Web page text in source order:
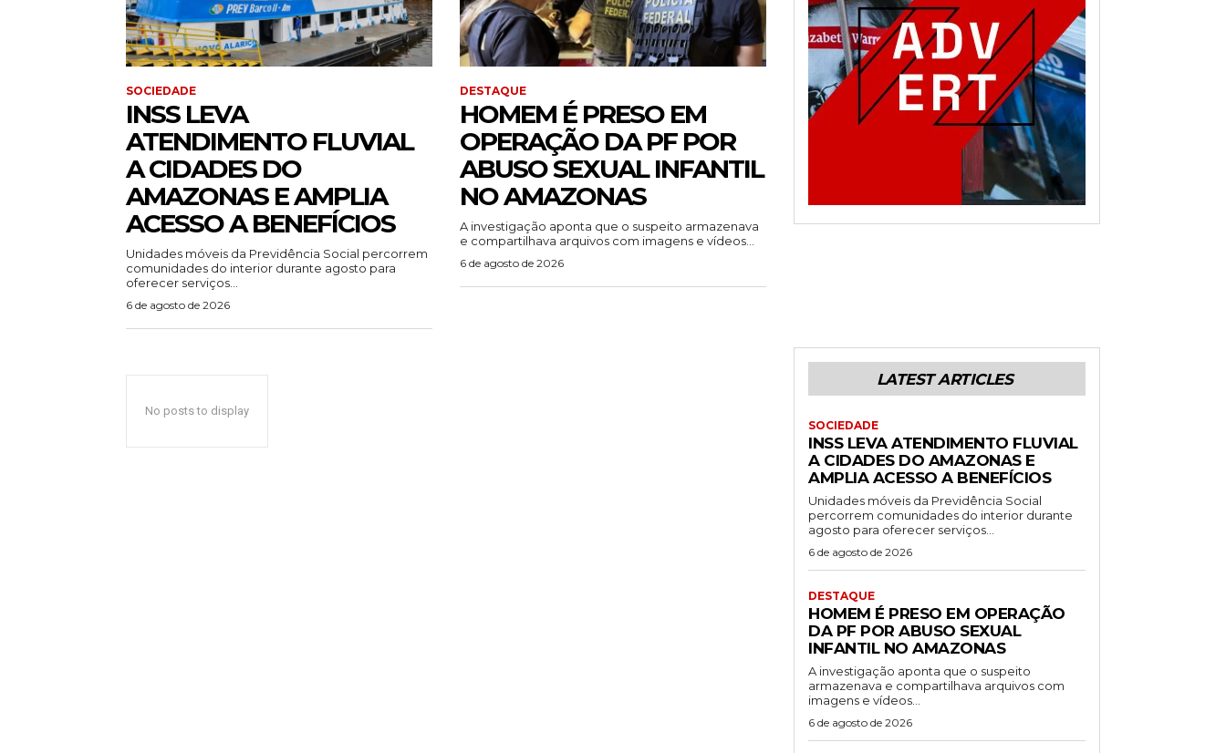
SOCIEDADE
INSS LEVA
ATENDIMENTO FLUVIAL
A CIDADES DO
AMAZONAS E AMPLIA
ACESSO A BENEFÍCIOS
Unidades móveis da Previdência Social percorrem
comunidades do interior durante agosto para
oferecer serviços...
6 de agosto de 2026
DESTAQUE
HOMEM É PRESO EM
OPERAÇÃO DA PF POR
ABUSO SEXUAL INFANTIL
NO AMAZONAS
A investigação aponta que o suspeito armazenava
e compartilhava arquivos com imagens e vídeos...
6 de agosto de 2026
No posts to display
LATEST ARTICLES
SOCIEDADE
INSS LEVA ATENDIMENTO FLUVIAL
A CIDADES DO AMAZONAS E
AMPLIA ACESSO A BENEFÍCIOS
Unidades móveis da Previdência Social
percorrem comunidades do interior durante
agosto para oferecer serviços...
6 de agosto de 2026
DESTAQUE
HOMEM É PRESO EM OPERAÇÃO
DA PF POR ABUSO SEXUAL
INFANTIL NO AMAZONAS
A investigação aponta que o suspeito
armazenava e compartilhava arquivos com
imagens e vídeos...
6 de agosto de 2026